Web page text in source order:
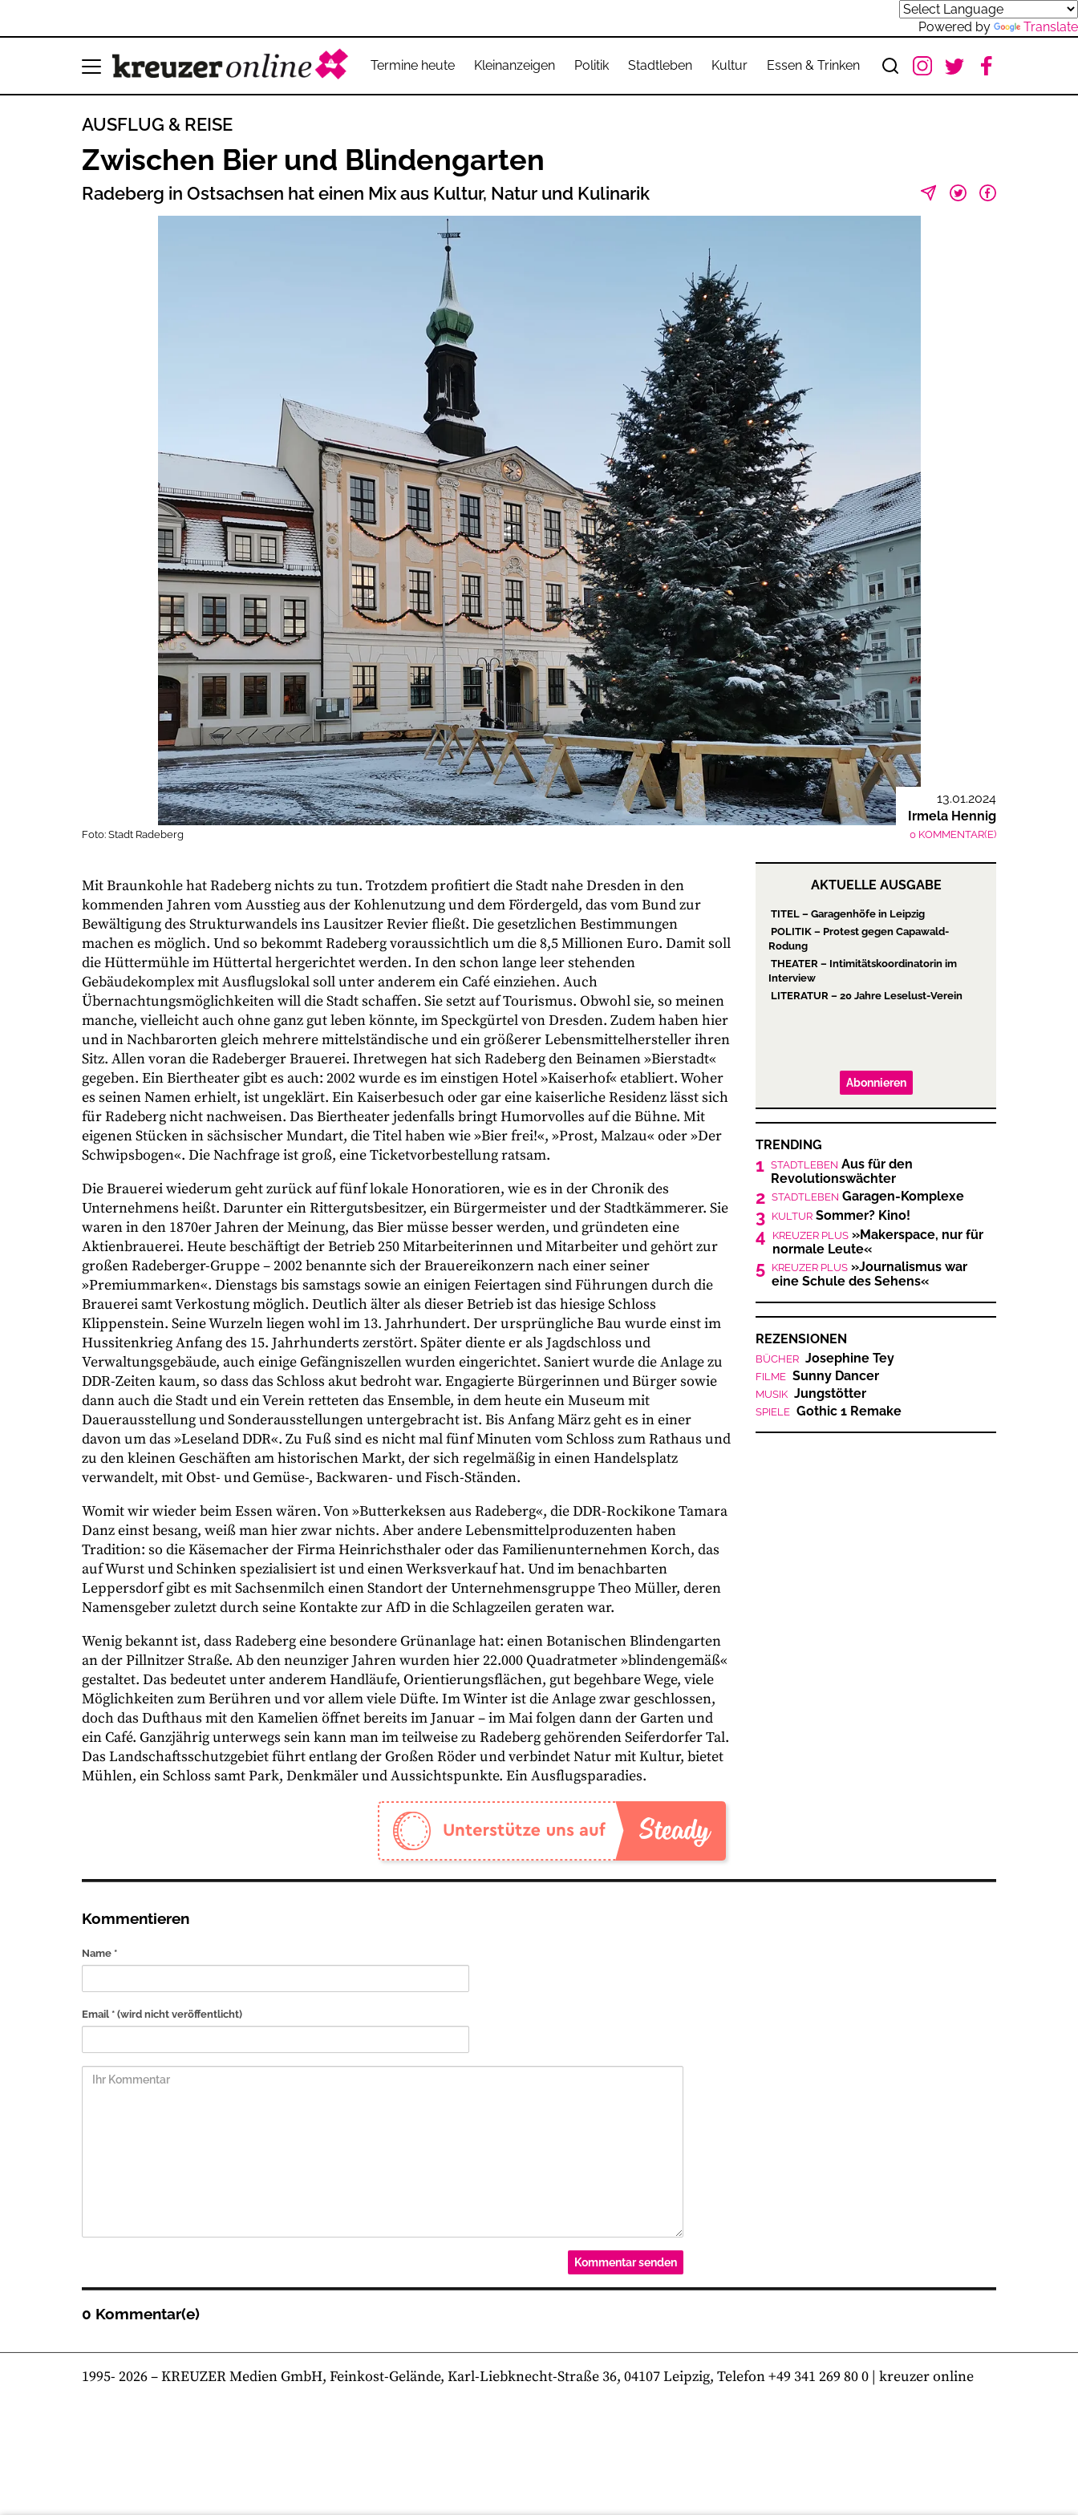
Powered by Translate
Termine heute Kleinanzeigen Politik Stadtleben Kultur Essen & Trinken
AUSFLUG & REISE
Zwischen Bier und Blindengarten
Radeberg in Ostsachsen hat einen Mix aus Kultur, Natur und Kulinarik
Foto: Stadt Radeberg
13.01.2024
Irmela Hennig
0 KOMMENTAR(E)
Mit Braunkohle hat Radeberg nichts zu tun. Trotzdem profitiert die Stadt nahe Dresden in den
kommenden Jahren vom Ausstieg aus der Kohlenutzung und dem Fördergeld, das vom Bund zur
Bewältigung des Strukturwandels ins Lausitzer Revier fließt. Die gesetzlichen Bestimmungen
machen es möglich. Und so bekommt Radeberg voraussichtlich um die 8,5 Millionen Euro. Damit soll
die Hüttermühle im Hüttertal hergerichtet werden. In den schon lange leer stehenden
Gebäudekomplex mit Ausflugslokal soll unter anderem ein Café einziehen. Auch
Übernachtungsmöglichkeiten will die Stadt schaffen. Sie setzt auf Tourismus. Obwohl sie, so meinen
manche, vielleicht auch ohne ganz gut leben könnte, im Speckgürtel von Dresden. Zudem haben hier
und in Nachbarorten gleich mehrere mittelständische und ein größerer Lebensmittelhersteller ihren
Sitz. Allen voran die Radeberger Brauerei. Ihretwegen hat sich Radeberg den Beinamen »Bierstadt«
gegeben. Ein Biertheater gibt es auch: 2002 wurde es im einstigen Hotel »Kaiserhof« etabliert. Woher
es seinen Namen erhielt, ist ungeklärt. Ein Kaiserbesuch oder gar eine kaiserliche Residenz lässt sich
für Radeberg nicht nachweisen. Das Biertheater jedenfalls bringt Humorvolles auf die Bühne. Mit
eigenen Stücken in sächsischer Mundart, die Titel haben wie »Bier frei!«, »Prost, Malzau« oder »Der
Schwipsbogen«. Die Nachfrage ist groß, eine Ticketvorbestellung ratsam.
Die Brauerei wiederum geht zurück auf fünf lokale Honoratioren, wie es in der Chronik des
Unternehmens heißt. Darunter ein Rittergutsbesitzer, ein Bürgermeister und der Stadtkämmerer. Sie
waren in den 1870er Jahren der Meinung, das Bier müsse besser werden, und gründeten eine
Aktienbrauerei. Heute beschäftigt der Betrieb 250 Mitarbeiterinnen und Mitarbeiter und gehört zur
großen Radeberger-Gruppe – 2002 benannte sich der Brauereikonzern nach einer seiner
»Premiummarken«. Dienstags bis samstags sowie an einigen Feiertagen sind Führungen durch die
Brauerei samt Verkostung möglich. Deutlich älter als dieser Betrieb ist das hiesige Schloss
Klippenstein. Seine Wurzeln liegen wohl im 13. Jahrhundert. Der ursprüngliche Bau wurde einst im
Hussitenkrieg Anfang des 15. Jahrhunderts zerstört. Später diente er als Jagdschloss und
Verwaltungsgebäude, auch einige Gefängniszellen wurden eingerichtet. Saniert wurde die Anlage zu
DDR-Zeiten kaum, so dass das Schloss akut bedroht war. Engagierte Bürgerinnen und Bürger sowie
dann auch die Stadt und ein Verein retteten das Ensemble, in dem heute ein Museum mit
Dauerausstellung und Sonderausstellungen untergebracht ist. Bis Anfang März geht es in einer
davon um das »Leseland DDR«. Zu Fuß sind es nicht mal fünf Minuten vom Schloss zum Rathaus und
zu den kleinen Geschäften am historischen Markt, der sich regelmäßig in einen Handelsplatz
verwandelt, mit Obst- und Gemüse-, Backwaren- und Fisch-Ständen.
Womit wir wieder beim Essen wären. Von »Butterkeksen aus Radeberg«, die DDR-Rockikone Tamara
Danz einst besang, weiß man hier zwar nichts. Aber andere Lebensmittelproduzenten haben
Tradition: so die Käsemacher der Firma Heinrichsthaler oder das Familienunternehmen Korch, das
auf Wurst und Schinken spezialisiert ist und einen Werksverkauf hat. Und im benachbarten
Leppersdorf gibt es mit Sachsenmilch einen Standort der Unternehmensgruppe Theo Müller, deren
Namensgeber zuletzt durch seine Kontakte zur AfD in die Schlagzeilen geraten war.
Wenig bekannt ist, dass Radeberg eine besondere Grünanlage hat: einen Botanischen Blindengarten
an der Pillnitzer Straße. Ab den neunziger Jahren wurden hier 22.000 Quadratmeter »blindengemäß«
gestaltet. Das bedeutet unter anderem Handläufe, Orientierungsflächen, gut begehbare Wege, viele
Möglichkeiten zum Berühren und vor allem viele Düfte. Im Winter ist die Anlage zwar geschlossen,
doch das Dufthaus mit den Kamelien öffnet bereits im Januar – im Mai folgen dann der Garten und
ein Café. Ganzjährig unterwegs sein kann man im teilweise zu Radeberg gehörenden Seiferdorfer Tal.
Das Landschaftsschutzgebiet führt entlang der Großen Röder und verbindet Natur mit Kultur, bietet
Mühlen, ein Schloss samt Park, Denkmäler und Aussichtspunkte. Ein Ausflugsparadies.
AKTUELLE AUSGABE
TITEL – Garagenhöfe in Leipzig
POLITIK – Protest gegen Capawald-
Rodung
THEATER – Intimitätskoordinatorin im
Interview
LITERATUR – 20 Jahre Leselust-Verein
Abonnieren
TRENDING
1 STADTLEBEN Aus für den
Revolutionswächter
2 STADTLEBEN Garagen-Komplexe
3 KULTUR Sommer? Kino!
4 KREUZER PLUS »Makerspace, nur für
normale Leute«
5 KREUZER PLUS »Journalismus war
eine Schule des Sehens«
REZENSIONEN
BÜCHER Josephine Tey
FILME Sunny Dancer
MUSIK Jungstötter
SPIELE Gothic 1 Remake
Kommentieren
Name *
Email * (wird nicht veröffentlicht)
0 Kommentar(e)
1995- 2026– KREUZER Medien GmbH, Feinkost-Gelände, Karl-Liebknecht-Straße 36, 04107 Leipzig, Telefon +49 341 269 80 0 | kreuzer online